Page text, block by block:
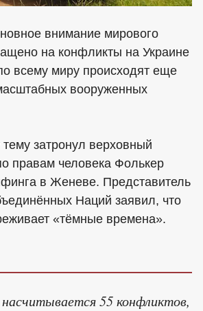
внимание мирового
на конфликты на Украине
всему миру происходят еще
вооруженных
тему затронул верховный
правам человека Фолькер
в Женеве. Представитель
Наций заявил, что
«тёмные времена».
55 конфликтов,